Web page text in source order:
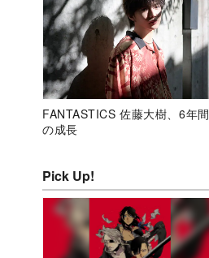
FANTASTICS 佐藤大樹、6年間
の成長
Pick Up!